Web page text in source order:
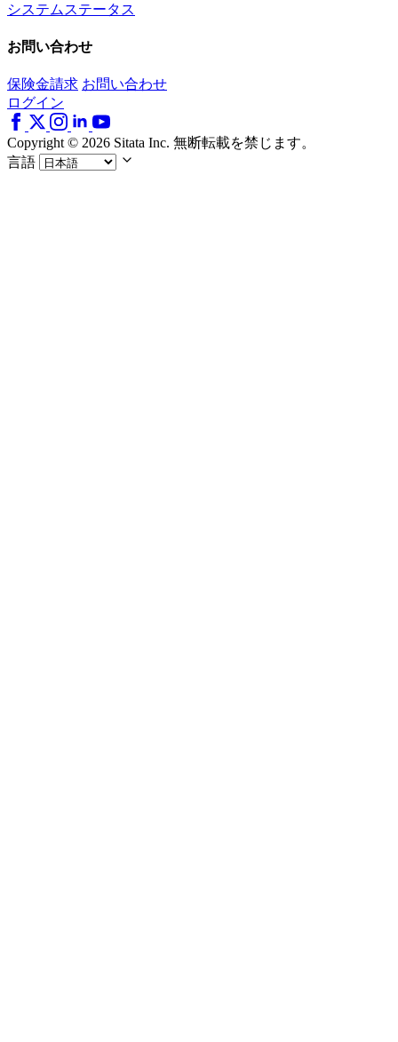
システムステータス
お問い合わせ
保険金請求 お問い合わせ
ログイン
Copyright © 2026 Sitata Inc. 無断転載を禁じます。
言語